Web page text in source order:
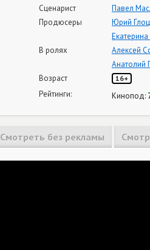
Сценарист
Павел
Продюсеры
Юрий
В ролях
Алексей
Анатолий
Возраст
16+
Рейтинги: Кинопод:
Смотреть без рекламы